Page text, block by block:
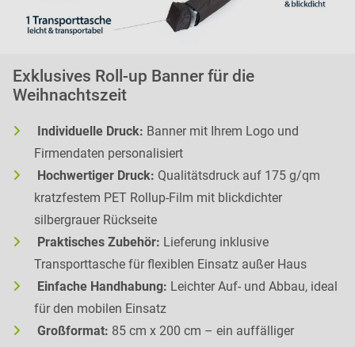
Exklusives Roll-up Banner für die
Weihnachtszeit
Individuelle Druck: Banner mit Ihrem Logo und
Firmendaten personalisiert
Hochwertiger Druck: Qualitätsdruck auf 175 g/qm
kratzfestem PET Rollup-Film mit blickdichter
silbergrauer Rückseite
Praktisches Zubehör: Lieferung inklusive
Transporttasche für flexiblen Einsatz außer Haus
Einfache Handhabung: Leichter Auf- und Abbau, ideal
für den mobilen Einsatz
Großformat: 85 cm x 200 cm – ein auffälliger